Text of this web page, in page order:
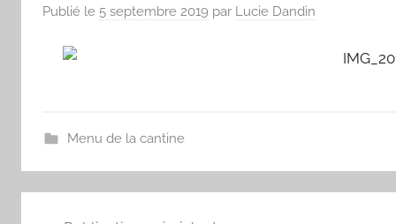
Publié le 5 septembre 2019 par Lucie Dandin
Menu de la cantine